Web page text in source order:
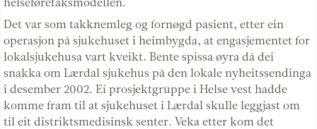
Det var som takknemleg og fornøgd pasient, etter ein
operasjon på sjukehuset i heimbygda, at engasjementet for
lokalsjukehusa vart kveikt. Bente spissa øyra då dei
snakka om Lærdal sjukehus på den lokale nyheitssendinga
i desember 2002. Ei prosjektgruppe i Helse vest hadde
komme fram til at sjukehuset i Lærdal skulle leggjast om
til eit distriktsmedisinsk senter. Veka etter kom det